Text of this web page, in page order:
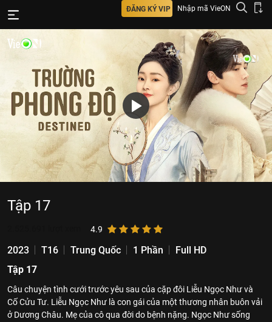
ĐĂNG KÝ VIP Nhập mã VieON
Tập 17
4.9
2023 T16 Trung Quốc 1 Phần
Full HD
Tập 17
Câu chuyện tình cưới trước yêu sau của cặp đôi Liễu Ngọc Như và
Cố Cửu Tư. Liễu Ngọc Như là con gái của một thương nhân buôn vải
ở Dương Châu. Mẹ của cô qua đời do bệnh nặng. Ngọc Như sống